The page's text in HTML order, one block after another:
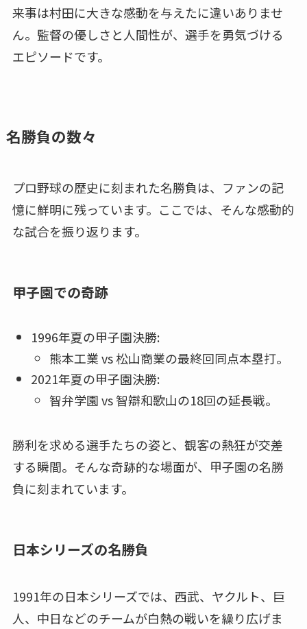
来事は村田に大きな感動を与えたに違いありませ
ん。監督の優しさと人間性が、選手を勇気づける
エピソードです。
名勝負の数々
プロ野球の歴史に刻まれた名勝負は、ファンの記
憶に鮮明に残っています。ここでは、そんな感動的
な試合を振り返ります。
甲子園での奇跡
1996年夏の甲子園決勝:
熊本工業 vs 松山商業の最終回同点本塁打。
2021年夏の甲子園決勝:
智弁学園 vs 智辯和歌山の18回の延長戦。
勝利を求める選手たちの姿と、観客の熱狂が交差
する瞬間。そんな奇跡的な場面が、甲子園の名勝
負に刻まれています。
日本シリーズの名勝負
1991年の日本シリーズでは、西武、ヤクルト、巨
人、中日などのチームが白熱の戦いを繰り広げま